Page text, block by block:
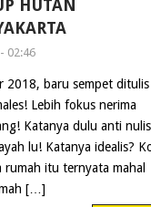
HUTAN
02:46
2018, baru sempet ditulis
Lebih fokus nerima
Katanya dulu anti
lu! Katanya idealis?
rumah itu ternyata mahal
[…]